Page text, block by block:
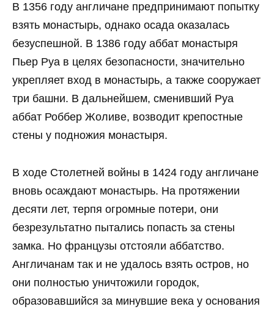
В 1356 году англичане предпринимают попытку
взять монастырь, однако осада оказалась
безуспешной. В 1386 году аббат монастыря
Пьер Руа в целях безопасности, значительно
укрепляет вход в монастырь, а также сооружает
три башни. В дальнейшем, сменивший Руа
аббат Роббер Жоливе, возводит крепостные
стены у подножия монастыря.
В ходе Столетней войны в 1424 году англичане
вновь осаждают монастырь. На протяжении
десяти лет, терпя огромные потери, они
безрезультатно пытались попасть за стены
замка. Но французы отстояли аббатство.
Англичанам так и не удалось взять остров, но
они полностью уничтожили городок,
образовавшийся за минувшие века у основания